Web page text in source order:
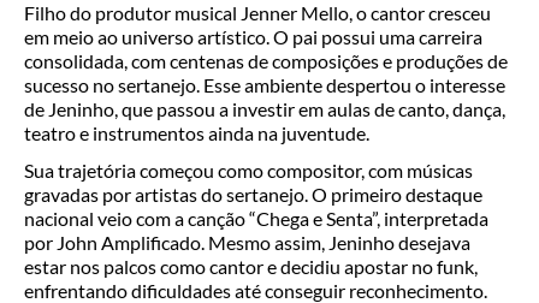
Filho do produtor musical Jenner Mello, o cantor cresceu
em meio ao universo artístico. O pai possui uma carreira
consolidada, com centenas de composições e produções de
sucesso no sertanejo. Esse ambiente despertou o interesse
de Jeninho, que passou a investir em aulas de canto, dança,
teatro e instrumentos ainda na juventude.
Sua trajetória começou como compositor, com músicas
gravadas por artistas do sertanejo. O primeiro destaque
nacional veio com a canção “Chega e Senta”, interpretada
por John Amplificado. Mesmo assim, Jeninho desejava
estar nos palcos como cantor e decidiu apostar no funk,
enfrentando dificuldades até conseguir reconhecimento.